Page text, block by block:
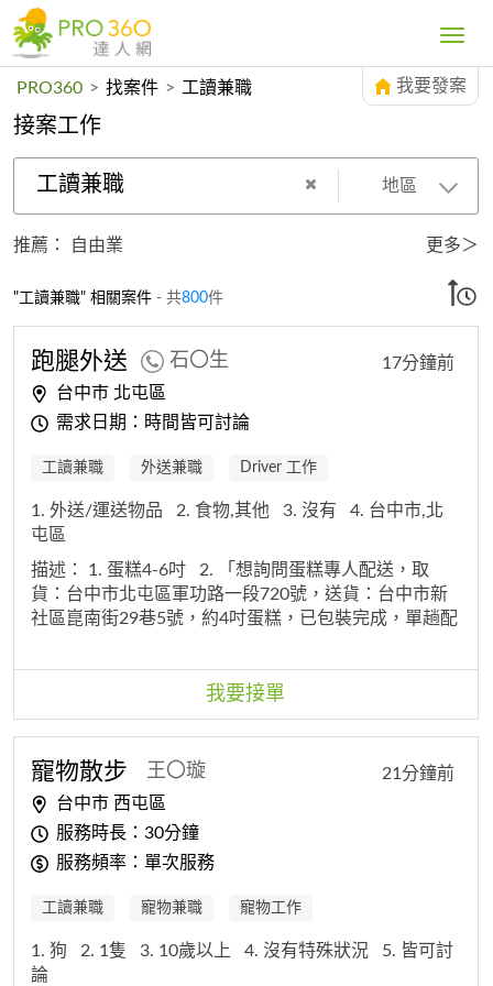
Toggle
PRO360 > 找案件 > 工讀兼職 我要發案
接案工作
工讀兼職 地區
推薦： 自由業 更多＞
"工讀兼職" 相關案件 - 共800件
跑腿外送 石〇生
台中市 北屯區
需求日期：時間皆可討論
17分鐘前
工讀兼職 外送兼職 Driver 工作
1. 外送/運送物品 2. 食物,其他 3. 沒有
4. 台中市,北
屯區
描述： 1. 蛋糕4-6吋
2. 「想詢問蛋糕專人配送，取
貨：台中市北屯區軍功路一段720號，送貨：台中市新
社區崑南街29巷5號，約4吋蛋糕，已包裝完成，單趟配
我要接單
寵物散步 王〇璇
台中市 西屯區
服務時長：30分鐘
服務頻率：單次服務
21分鐘前
工讀兼職 寵物兼職 寵物工作
1. 狗 2. 1隻 3. 10歲以上 4. 沒有特殊狀況
5. 皆可討
論